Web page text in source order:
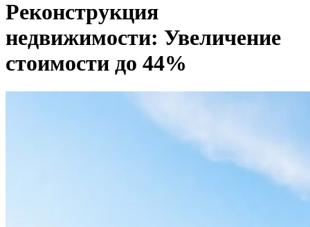
Реконструкция
недвижимости: Увеличение
стоимости до 44%